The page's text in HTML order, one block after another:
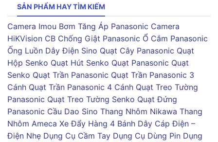
SẢN PHẨM HAY TÌM KIẾM
Camera Imou Bơm Tăng Áp Panasonic Camera
HiKVision CB Chống Giật Panasonic Ổ Cắm Panasonic
Ống Luồn Dây Điện Sino Quạt Cây Panasonic Quạt
Hộp Senko Quạt Hút Senko Quạt Panasonic Quạt
Senko Quạt Trần Panasonic Quạt Trần Panasonic 3
Cánh Quạt Trần Panasonic 4 Cánh Quạt Treo Tường
Panasonic Quạt Treo Tường Senko Quạt Đứng
Panasonic Cầu Dao Sino Thang Nhôm Nikawa Thang
Nhôm Ameca Xe Đẩy Hàng 4 Bánh Dây Cáp Điện –
Điện Nhẹ Dụng Cụ Cầm Tay Dụng Cụ Dùng Pin Dụng